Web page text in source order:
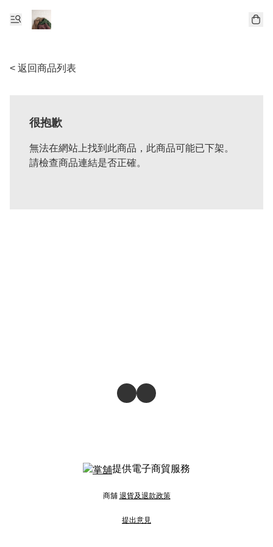
< 返回商品列表
很抱歉
無法在網站上找到此商品，此商品可能已下架。
請檢查商品連結是否正確。
提供電子商貿服務
商舖 退貨及退款政策
提出意見